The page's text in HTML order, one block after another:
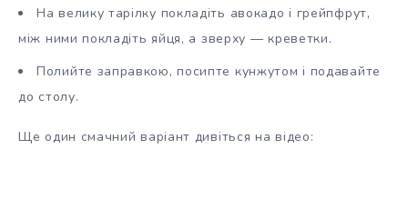
На велику тарілку покладіть авокадо і грейпфрут,
між ними покладіть яйця, а зверху — креветки.
Полийте заправкою, посипте кунжутом і подавайте
до столу.
Ще один смачний варіант дивіться на відео: